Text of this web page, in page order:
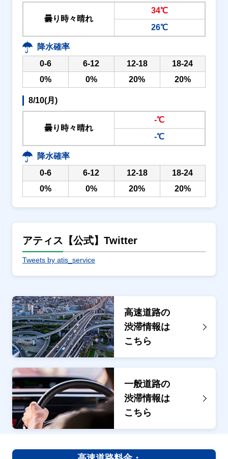
曇り時々晴れ
34℃
26℃
降水確率
0-6
6-12 12-18
18-24
0%
0% 20% 20%
8/10(月)
曇り時々晴れ
-℃
-℃
降水確率
0-6
6-12 12-18
18-24
0%
0% 20% 20%
アティス【公式】Twitter
Tweets by atis_service
高速道路の
渋滞情報は
こちら
一般道路の
渋滞情報は
こちら